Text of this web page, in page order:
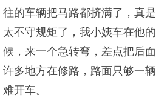
往的车辆把马路都挤满了，真
太不守规矩了，我小姨车在他
候，来一个急转弯，差点把后
许多地方在修路，路面只够一
难开车。